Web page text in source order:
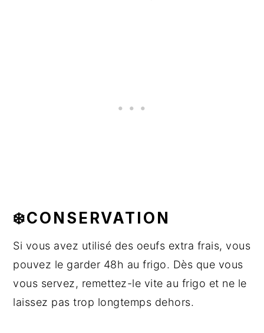
❄️CONSERVATION
Si vous avez utilisé des oeufs extra frais, vous
pouvez le garder 48h au frigo. Dès que vous
vous servez, remettez-le vite au frigo et ne le
laissez pas trop longtemps dehors.